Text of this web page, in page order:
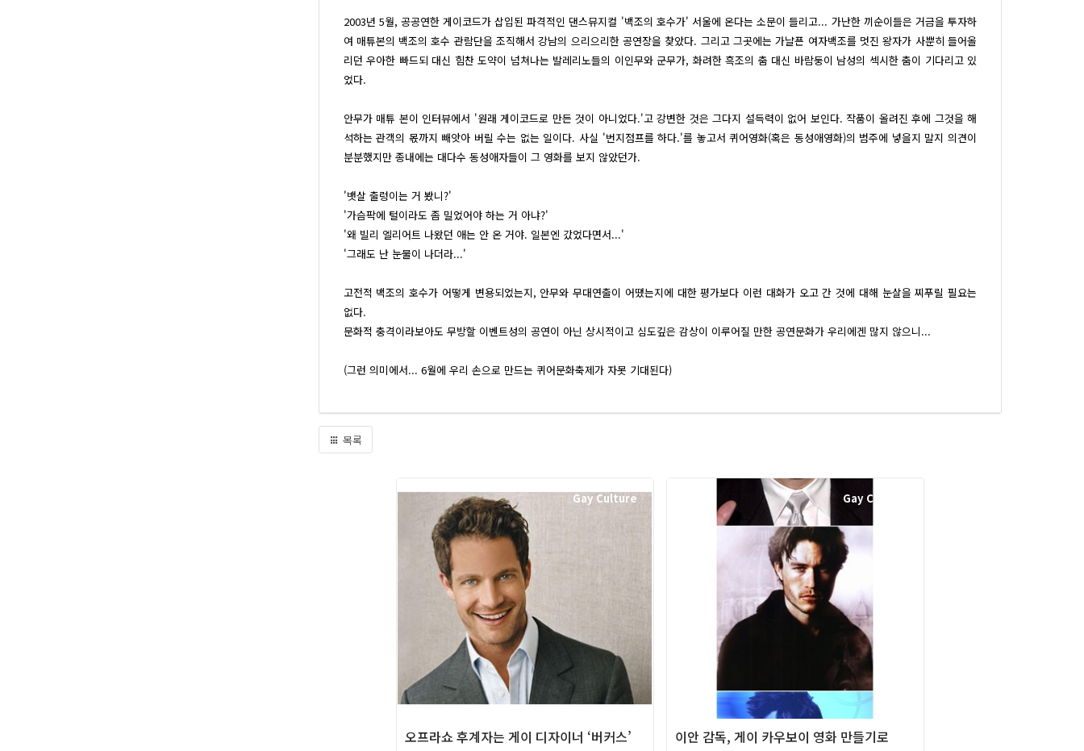
2003년 5월, 공공연한 게이코드가 삽입된 파격적인 댄스뮤지컬 '백조의 호수가' 서울에 온다는 소문이 들리고... 가난한 끼순이들은 거금을 투자하
여 매튜본의 백조의 호수 관람단을 조직해서 강남의 으리으리한 공연장을 찾았다. 그리고 그곳에는 가냘픈 여자백조를 멋진 왕자가 사뿐히 들어올
리던 우아한 빠드되 대신 힘찬 도약이 넘쳐나는 발레리노들의 이인무와 군무가, 화려한 흑조의 춤 대신 바람둥이 남성의 섹시한 춤이 기다리고 있
었다.
안무가 매튜 본이 인터뷰에서 '원래 게이코드로 만든 것이 아니었다.'고 강변한 것은 그다지 설득력이 없어 보인다. 작품이 올려진 후에 그것을 해
석하는 관객의 몫까지 빼앗아 버릴 수는 없는 일이다. 사실 '번지점프를 하다.'를 놓고서 퀴어영화(혹은 동성애영화)의 범주에 넣을지 말지 의견이
분분했지만 종내에는 대다수 동성애자들이 그 영화를 보지 않았던가.
'뱃살 출렁이는 거 봤니?'
'가슴팍에 털이라도 좀 밀었어야 하는 거 아냐?'
'왜 빌리 엘리어트 나왔던 애는 안 온 거야. 일본엔 갔었다면서...'
'그래도 난 눈물이 나더라...'
고전적 백조의 호수가 어떻게 변용되었는지, 안무와 무대연출이 어땠는지에 대한 평가보다 이런 대화가 오고 간 것에 대해 눈살을 찌푸릴 필요는
없다.
문화적 충격이라보아도 무방할 이벤트성의 공연이 아닌 상시적이고 심도깊은 감상이 이루어질 만한 공연문화가 우리에겐 많지 않으니...
(그런 의미에서... 6월에 우리 손으로 만드는 퀴어문화축제가 자못 기대된다)
목록
Gay Culture
오프라쇼 후계자는 게이 디자이너 ‘버커스’
Gay Culture
이안 감독, 게이 카우보이 영화 만들기로